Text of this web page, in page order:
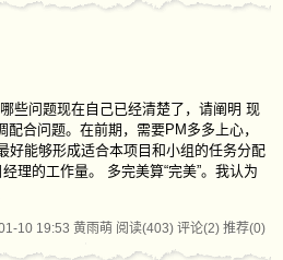
些问题现在自己已经清楚了，请阐明 现
合问题。在前期，需要PM多多上心，
好能够形成适合本项目和小组的任务分配
理的工作量。 多完美算“完美”。我认为
10 19:53 黄雨萌 阅读(403) 评论(2) 推荐(0)